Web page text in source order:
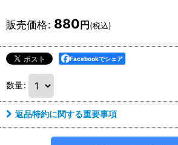
販売価格: 880 円 (税込)
Facebookでシェア
数量:
返品特約に関する重要事項